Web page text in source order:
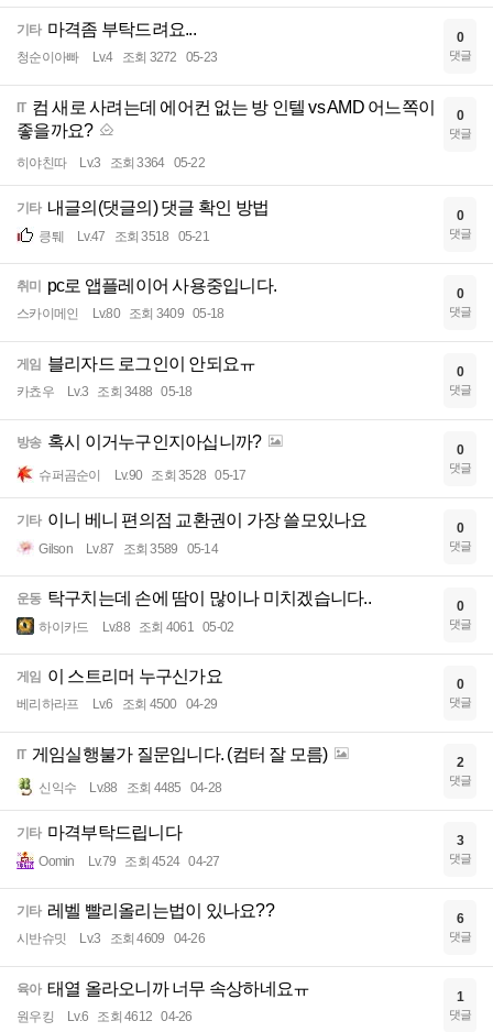
기타 마격좀 부탁드려요...
청순이아빠 Lv.4 조회 3272 05-23
0
댓글
IT 컴 새로 사려는데 에어컨 없는 방 인텔 vs AMD 어느쪽이
좋을까요?
히야친따 Lv.3 조회 3364 05-22
0
댓글
기타 내글의(댓글의) 댓글 확인 방법
킁퉤 Lv.47 조회 3518 05-21
0
댓글
취미 pc로 앱플레이어 사용중입니다.
스카이메인 Lv.80 조회 3409 05-18
0
댓글
게임 블리자드 로그인이 안되요ㅠ
카쵸우 Lv.3 조회 3488 05-18
0
댓글
방송 혹시 이거누구인지아십니까?
슈퍼곰순이 Lv.90 조회 3528 05-17
0
댓글
기타 이니 베니 편의점 교환권이 가장 쓸모있나요
Gilson Lv.87 조회 3589 05-14
0
댓글
운동 탁구치는데 손에 땀이 많이나 미치겠습니다..
하이카드 Lv.88 조회 4061 05-02
0
댓글
게임 이 스트리머 누구신가요
베리하라프 Lv.6 조회 4500 04-29
0
댓글
IT 게임실행불가 질문입니다. (컴터 잘 모름)
신익수 Lv.88 조회 4485 04-28
2
댓글
기타 마격부탁드립니다
Oomin Lv.79 조회 4524 04-27
3
댓글
기타 레벨 빨리올리는법이 있나요??
시반슈밋 Lv.3 조회 4609 04-26
6
댓글
육아 태열 올라오니까 너무 속상하네요ㅠ
원우킹 Lv.6 조회 4612 04-26
1
댓글